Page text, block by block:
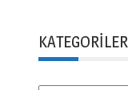
KATEGORILER